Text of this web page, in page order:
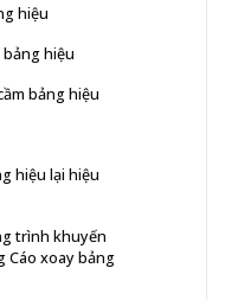
hiệu
hiệu
bảng hiệu
hiệu lại hiệu
trình khuyến
Cáo xoay bảng